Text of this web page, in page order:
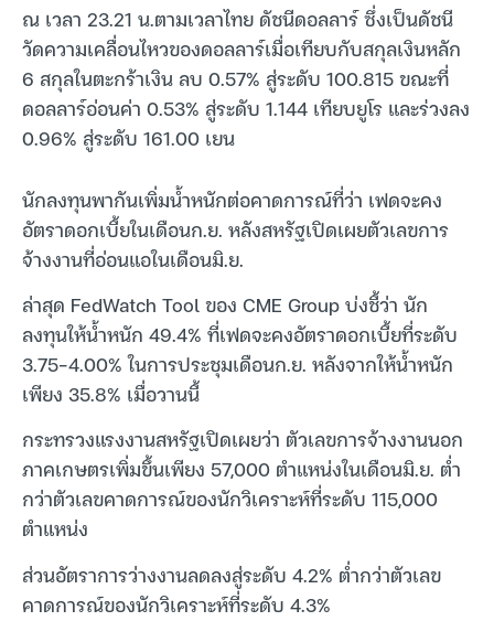
ณ เวลา 23.21 น.ตามเวลาไทย ดัชนีดอลลาร์ ซึ่งเป็นดัชนี
วัดความเคลื่อนไหวของดอลลาร์เมื่อเทียบกับสกุลเงินหลัก
6 สกุลในตะกร้าเงิน ลบ 0.57% สู่ระดับ 100.815 ขณะที่
ดอลลาร์อ่อนค่า 0.53% สู่ระดับ 1.144 เทียบยูโร และร่วงลง
0.96% สู่ระดับ 161.00 เยน
นักลงทุนพากันเพิ่มน้ำหนักต่อคาดการณ์ที่ว่า เฟดจะคง
อัตราดอกเบี้ยในเดือนก.ย. หลังสหรัฐเปิดเผยตัวเลขการ
จ้างงานที่อ่อนแอในเดือนมิ.ย.
ล่าสุด FedWatch Tool ของ CME Group บ่งชี้ว่า นัก
ลงทุนให้น้ำหนัก 49.4% ที่เฟดจะคงอัตราดอกเบี้ยที่ระดับ
3.75-4.00% ในการประชุมเดือนก.ย. หลังจากให้น้ำหนัก
เพียง 35.8% เมื่อวานนี้
กระทรวงแรงงานสหรัฐเปิดเผยว่า ตัวเลขการจ้างงานนอก
ภาคเกษตรเพิ่มขึ้นเพียง 57,000 ตำแหน่งในเดือนมิ.ย. ต่ำ
กว่าตัวเลขคาดการณ์ของนักวิเคราะห์ที่ระดับ 115,000
ตำแหน่ง
ส่วนอัตราการว่างงานลดลงสู่ระดับ 4.2% ต่ำกว่าตัวเลข
คาดการณ์ของนักวิเคราะห์ที่ระดับ 4.3%